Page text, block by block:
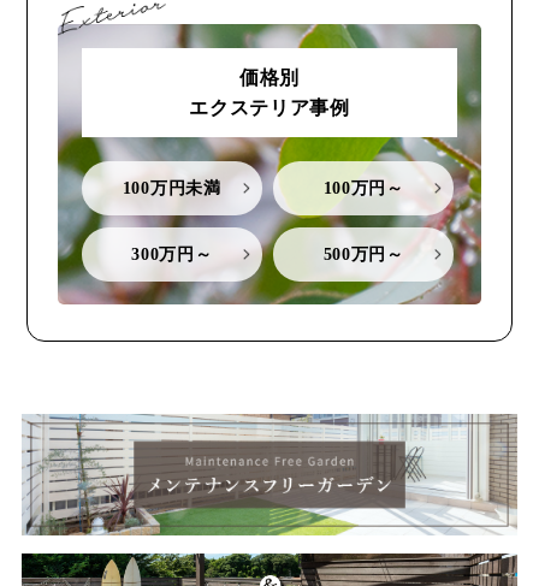
価格別
エクステリア事例
100万円未満 100万円～
300万円～ 500万円～